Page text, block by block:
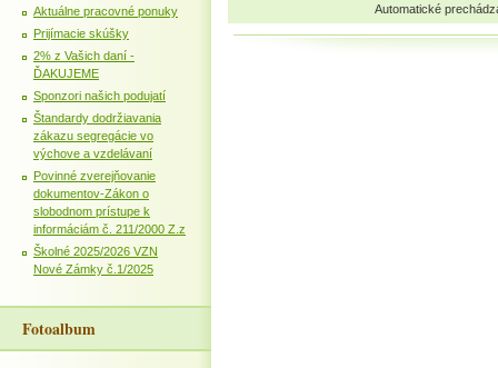
Automatické
Aktuálne pracovné ponuky
Prijímacie skúšky
2% z Vašich daní -
ĎAKUJEME
Sponzori našich podujatí
Štandardy dodržiavania
zákazu segregácie vo
výchove a vzdelávaní
Povinné zverejňovanie
dokumentov-Zákon o
slobodnom prístupe k
informáciám č. 211/2000 Z.z
Školné 2025/2026 VZN
Nové Zámky č.1/2025
Fotoalbum